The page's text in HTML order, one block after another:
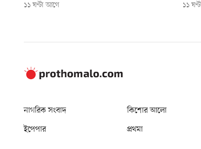
১১ ঘণ্টা আগে ১১
নাগরিক সংবাদ কিশোর আলো
ইপেপার
প্রথমা